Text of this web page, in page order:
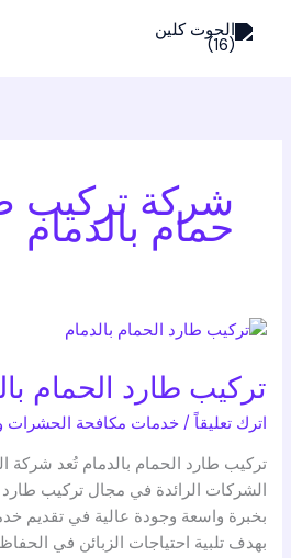
شركة تركيب
حمام بالدمام
تركيب طارد الحمام
اترك تعليقاً /خدمات مكافحة الحشرات
تركيب طارد الحمام بالدمام تُعد شركة
الشركات الرائدة في مجال تركيب طارد
بخبرة واسعة وجودة عالية في تقديم
بهدف تلبية احتياجات الزبائن في
تركيب
الحمام
بالدمام